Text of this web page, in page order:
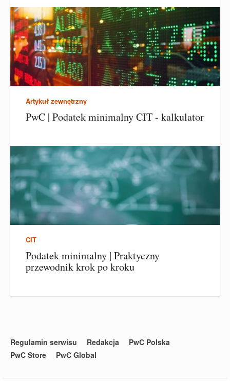
Artykuł zewnętrzny
PwC | Podatek minimalny CIT - kalkulator
CIT
Podatek minimalny | Praktyczny
przewodnik krok po kroku
Regulamin serwisu Redakcja
PwC Polska
PwC Store
PwC Global